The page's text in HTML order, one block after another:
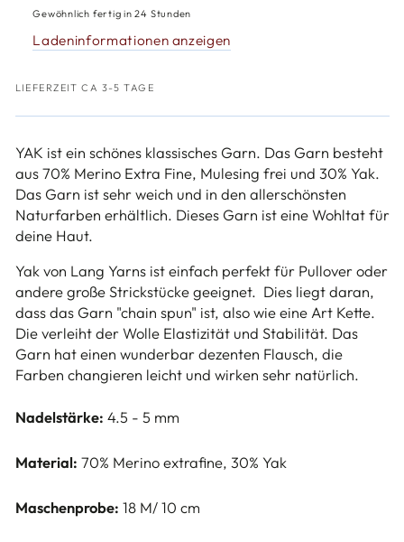
Yarns
Yak
Yarns
Yak
Gewöhnlich fertig in 24 Stunden
Ladeninformationen anzeigen
LIEFERZEIT CA 3-5 TAGE
YAK ist ein schönes klassisches Garn. Das Garn besteht
aus 70% Merino Extra Fine, Mulesing frei und 30% Yak.
Das Garn ist sehr weich und in den allerschönsten
Naturfarben erhältlich. Dieses Garn ist eine Wohltat für
deine Haut.
Yak von Lang Yarns ist einfach perfekt für Pullover oder
andere große Strickstücke geeignet. Dies liegt daran,
dass das Garn "chain spun" ist, also wie eine Art Kette.
Die verleiht der Wolle Elastizität und Stabilität. Das
Garn hat einen wunderbar dezenten Flausch, die
Farben changieren leicht und wirken sehr natürlich.
Nadelstärke: 4.5 - 5 mm
Material: 70% Merino extrafine, 30% Yak
Maschenprobe: 18 M/ 10 cm